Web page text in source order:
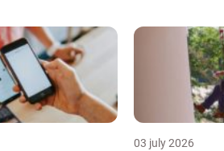
03 july 2026